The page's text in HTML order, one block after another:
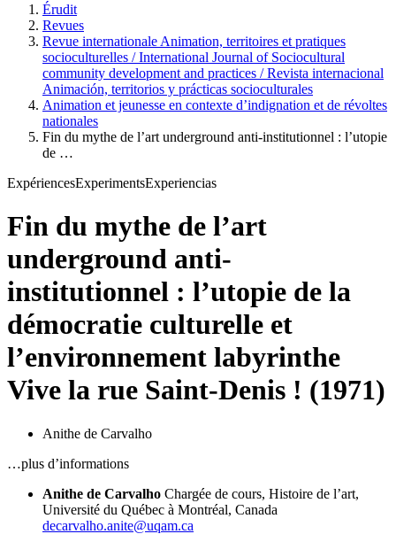
Érudit
Revues
Revue internationale Animation, territoires et pratiques
socioculturelles / International Journal of Sociocultural
community development and practices / Revista internacional
Animación, territorios y prácticas socioculturales
Animation et jeunesse en contexte d’indignation et de révoltes
nationales
Fin du mythe de l’art underground anti-institutionnel : l’utopie
de …
ExpériencesExperimentsExperiencias
Fin du mythe de l’art
underground anti-
institutionnel : l’utopie de la
démocratie culturelle et
l’environnement labyrinthe
Vive la rue Saint-Denis ! (1971)
Anithe de Carvalho
…plus d’informations
Anithe de Carvalho Chargée de cours, Histoire de l’art,
Université du Québec à Montréal, Canada
decarvalho.anite@uqam.ca